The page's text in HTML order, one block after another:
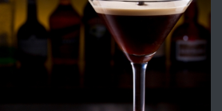
преди 18 часа
НАЕМ двустаен Орфей